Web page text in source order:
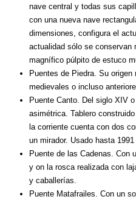
nave central y todas sus
con una nueva nave
dimensiones, configura el
actualidad sólo se conservan
magnífico púlpito de estuco
Puentes de Piedra. Su
medievales o incluso
Puente Canto. Del siglo XIV
asimétrica. Tablero
la corriente cuenta con dos
un mirador. Usado hasta
Puente de las Cadenas. Con
y on la rosca realizada con
y caballerías.
Puente Matafrailes. Con un